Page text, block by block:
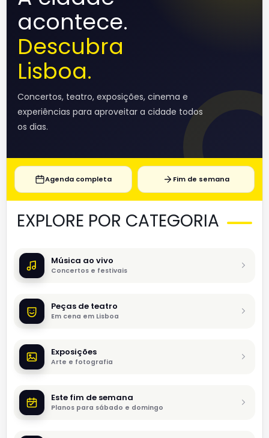
acontece.
Descubra
Lisboa.
Concertos, teatro, exposições, cinema e
experiências para aproveitar a cidade todos
os dias.
Agenda completa Fim de semana
EXPLORE POR CATEGORIA
Música ao vivo
Concertos e festivais
Peças de teatro
Em cena em Lisboa
Exposições
Arte e fotografia
Este fim de semana
Planos para sábado e domingo